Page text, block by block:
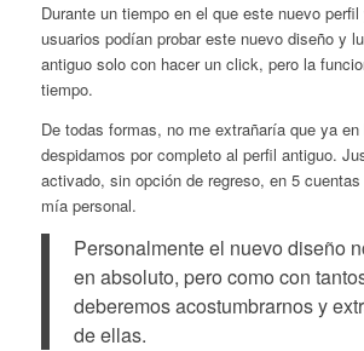
Durante un tiempo en el que este nuevo
usuarios podían probar este nuevo diseño y
antiguo solo con hacer un click, pero la
tiempo.
De todas formas, no me extrañaría que ya
despidamos por completo al perfil antiguo.
activado, sin opción de regreso, en 5
mía personal.
Personalmente el nuevo diseño
en absoluto, pero como con
deberemos acostumbrarnos y
de ellas.